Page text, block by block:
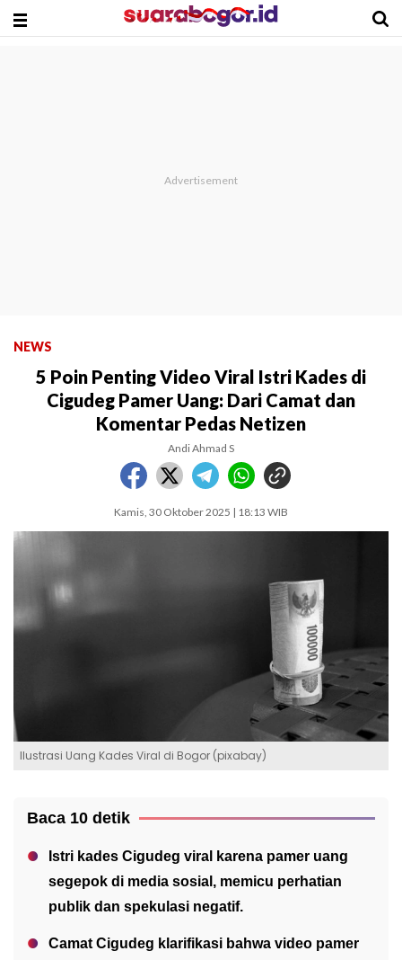
NEWS
5 Poin Penting Video Viral Istri Kades di
Cigudeg Pamer Uang: Dari Camat dan
Komentar Pedas Netizen
Andi Ahmad S
Kamis, 30 Oktober 2025 | 18:13 WIB
Ilustrasi Uang Kades Viral di Bogor (pixabay)
Baca 10 detik
Istri kades Cigudeg viral karena pamer uang
segepok di media sosial, memicu perhatian
publik dan spekulasi negatif.
Camat Cigudeg klarifikasi bahwa video pamer